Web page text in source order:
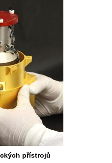
přístrojů